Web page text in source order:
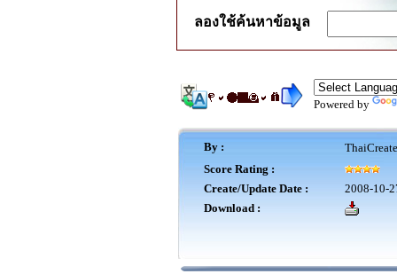
ลองใช้ค้นหาข้อมูล
Powered by
By :
Score Rating :
Create/Update Date :
2008-10-
Download :